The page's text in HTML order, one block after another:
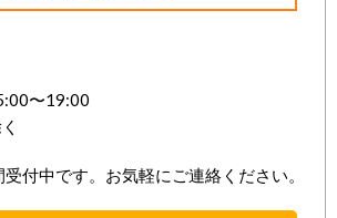
〜19:00
付中です。お気軽にご連絡ください。